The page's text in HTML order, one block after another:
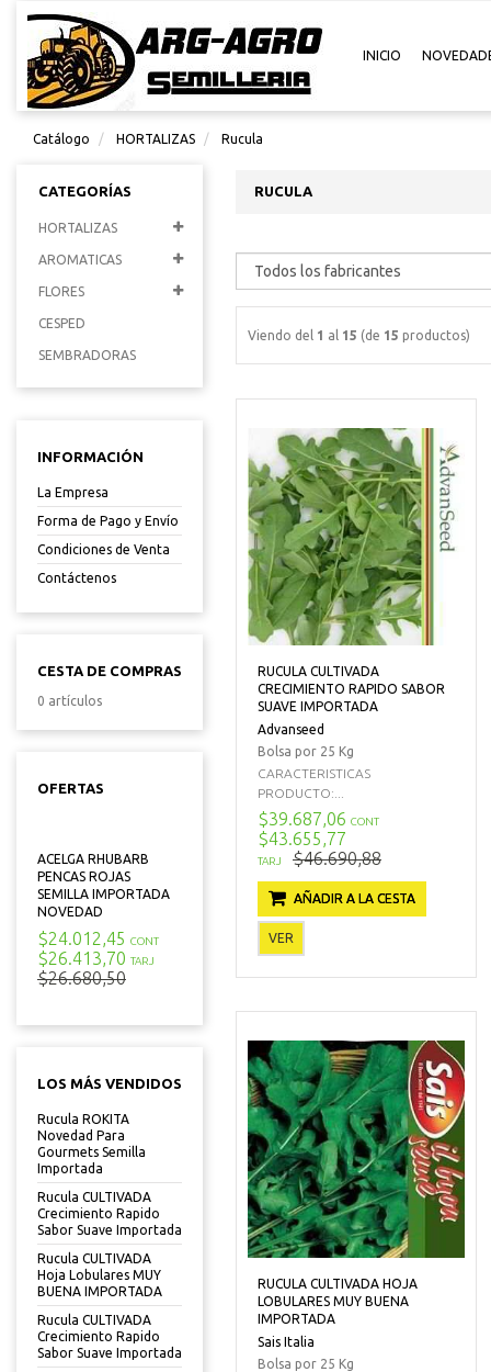
INICIO
Catálogo HORTALIZAS Rucula
CATEGORÍAS
HORTALIZAS
AROMATICAS
FLORES
CESPED
SEMBRADORAS
INFORMACIÓN
La Empresa
Forma de Pago y Envío
Condiciones de Venta
Contáctenos
CESTA DE COMPRAS
0 artículos
OFERTAS
ACELGA RHUBARB
PENCAS ROJAS
SEMILLA IMPORTADA
NOVEDAD
$24.012,45 CONT
$26.413,70 TARJ
$26.680,50
LOS MÁS VENDIDOS
Rucula ROKITA
Novedad Para
Gourmets Semilla
Importada
Rucula CULTIVADA
Crecimiento Rapido
Sabor Suave Importada
Rucula CULTIVADA
Hoja Lobulares MUY
BUENA IMPORTADA
Rucula CULTIVADA
Crecimiento Rapido
Sabor Suave Importada
RUCULA
Viendo del 1 al 15 (de 15 productos)
RUCULA CULTIVADA
CRECIMIENTO RAPIDO SABOR
SUAVE IMPORTADA
Advanseed
Bolsa por 25 Kg
CARACTERISTICAS
PRODUCTO:...
$39.687,06 CONT
$43.655,77
TARJ $46.690,88
AÑADIR A LA CESTA
VER
RUCULA CULTIVADA HOJA
LOBULARES MUY BUENA
IMPORTADA
Sais Italia
Bolsa por 25 Kg